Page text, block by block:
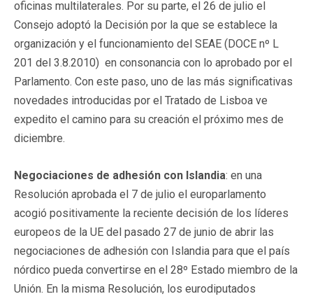
oficinas multilaterales. Por su parte, el 26 de julio el
Consejo adoptó la Decisión por la que se establece la
organización y el funcionamiento del SEAE (DOCE nº L
201 del 3.8.2010) en consonancia con lo aprobado por el
Parlamento. Con este paso, uno de las más significativas
novedades introducidas por el Tratado de Lisboa ve
expedito el camino para su creación el próximo mes de
diciembre.
Negociaciones de adhesión con Islandia: en una
Resolución aprobada el 7 de julio el europarlamento
acogió positivamente la reciente decisión de los líderes
europeos de la UE del pasado 27 de junio de abrir las
negociaciones de adhesión con Islandia para que el país
nórdico pueda convertirse en el 28º Estado miembro de la
Unión. En la misma Resolución, los eurodiputados